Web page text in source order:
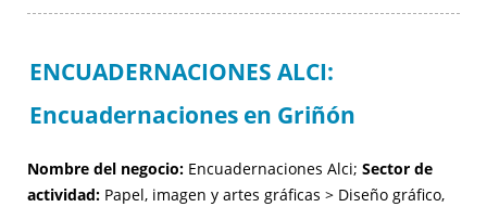
ENCUADERNACIONES ALCI:
Encuadernaciones en Griñón
Nombre del negocio: Encuadernaciones Alci; Sector de
actividad: Papel, imagen y artes gráficas > Diseño gráfico,